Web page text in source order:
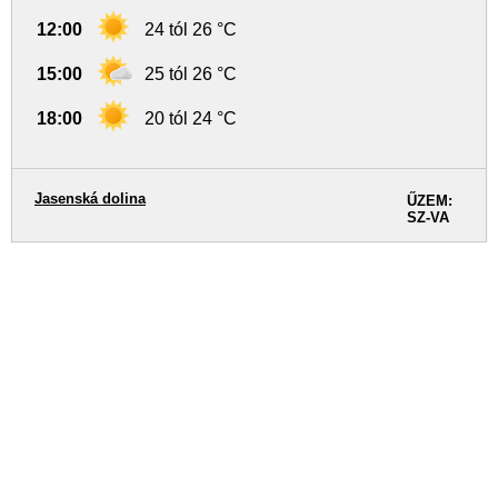
12:00 24 tól 26 °C
15:00 25 tól 26 °C
18:00 20 tól 24 °C
ŰZEM:
SZ-VA
Jasenská dolina